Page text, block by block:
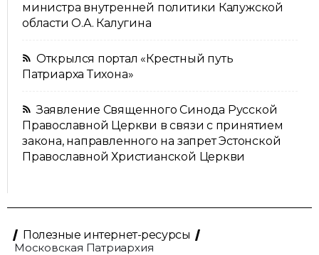
министра внутренней политики Калужской
области О.А. Калугина
Открылся портал «Крестный путь
Патриарха Тихона»
Заявление Священного Синода Русской
Православной Церкви в связи с принятием
закона, направленного на запрет Эстонской
Православной Христианской Церкви
Полезные интернет-ресурсы
Московская Патриархия